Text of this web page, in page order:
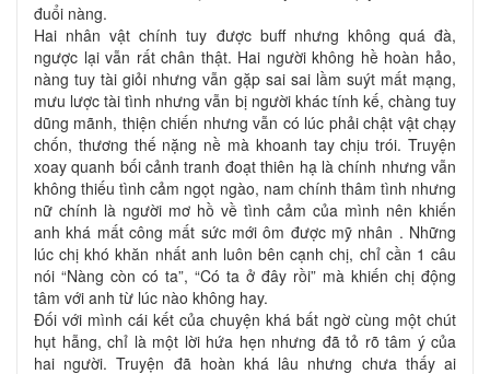
đuổi nàng.
Hai nhân vật chính tuy được buff nhưng không quá đà,
ngược lại vẫn rất chân thật. Hai người không hề hoàn hảo,
nàng tuy tài giỏi nhưng vẫn gặp sai sai lầm suýt mất mạng,
mưu lược tài tình nhưng vẫn bị người khác tính kế, chàng tuy
dũng mãnh, thiện chiến nhưng vẫn có lúc phải chật vật chạy
chốn, thương thế nặng nề mà khoanh tay chịu trói. Truyện
xoay quanh bối cảnh tranh đoạt thiên hạ là chính nhưng vẫn
không thiếu tình cảm ngọt ngào, nam chính thâm tình nhưng
nữ chính là người mơ hồ về tình cảm của mình nên khiến
anh khá mất công mất sức mới ôm được mỹ nhân . Những
lúc chị khó khăn nhất anh luôn bên cạnh chị, chỉ cần 1 câu
nói “Nàng còn có ta”, “Có ta ở đây rồi” mà khiến chị động
tâm với anh từ lúc nào không hay.
Đối với mình cái kết của chuyện khá bất ngờ cùng một chút
hụt hẫng, chỉ là một lời hứa hẹn nhưng đã tỏ rõ tâm ý của
hai người. Truyện đã hoàn khá lâu nhưng chưa thấy ai